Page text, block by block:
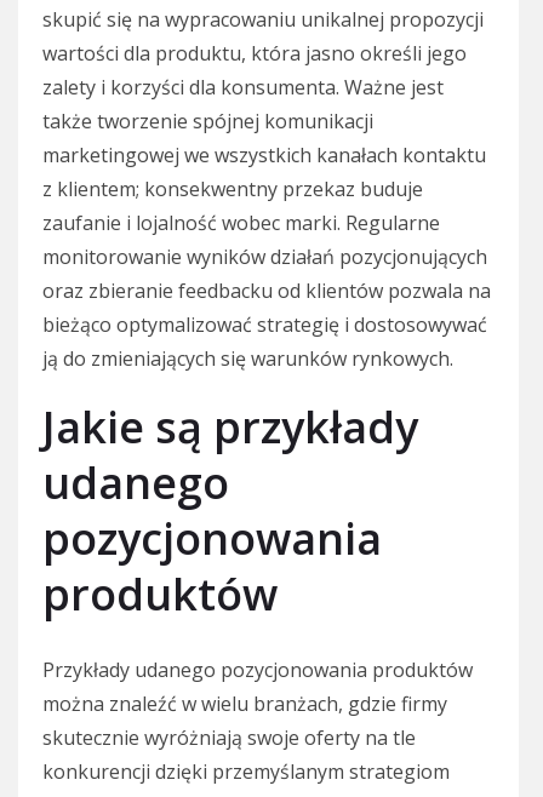
skupić się na wypracowaniu unikalnej propozycji
wartości dla produktu, która jasno określi jego
zalety i korzyści dla konsumenta. Ważne jest
także tworzenie spójnej komunikacji
marketingowej we wszystkich kanałach kontaktu
z klientem; konsekwentny przekaz buduje
zaufanie i lojalność wobec marki. Regularne
monitorowanie wyników działań pozycjonujących
oraz zbieranie feedbacku od klientów pozwala na
bieżąco optymalizować strategię i dostosowywać
ją do zmieniających się warunków rynkowych.
Jakie są przykłady
udanego
pozycjonowania
produktów
Przykłady udanego pozycjonowania produktów
można znaleźć w wielu branżach, gdzie firmy
skutecznie wyróżniają swoje oferty na tle
konkurencji dzięki przemyślanym strategiom